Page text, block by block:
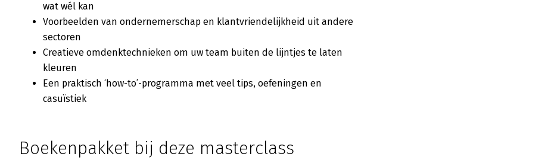
wat wél kan
Voorbeelden van ondernemerschap en klantvriendelijkheid uit andere
sectoren
Creatieve omdenktechnieken om uw team buiten de lijntjes te laten
kleuren
Een praktisch ‘how-to’-programma met veel tips, oefeningen en
casuïstiek
Boekenpakket bij deze masterclass